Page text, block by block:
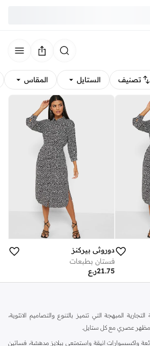
تصنيف الستايل المقاس
دوروثي بيركنز
فستان بطبعات
ر.ع21.75
المبهجة التي تتميز بالتنوع والتصاميم الانثوية،
عصري مع كل ستايل.
واكسسوارات انيقة واستمتعي ببلايز مدهشة، فساتين